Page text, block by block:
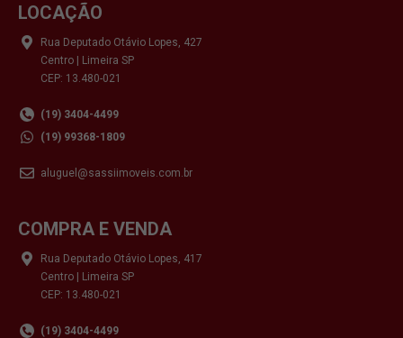
LOCAÇÃO
Rua Deputado Otávio Lopes, 427
Centro | Limeira SP
CEP: 13.480-021
(19) 3404-4499
(19) 99368-1809
aluguel@sassiimoveis.com.br
COMPRA E VENDA
Rua Deputado Otávio Lopes, 417
Centro | Limeira SP
CEP: 13.480-021
(19) 3404-4499